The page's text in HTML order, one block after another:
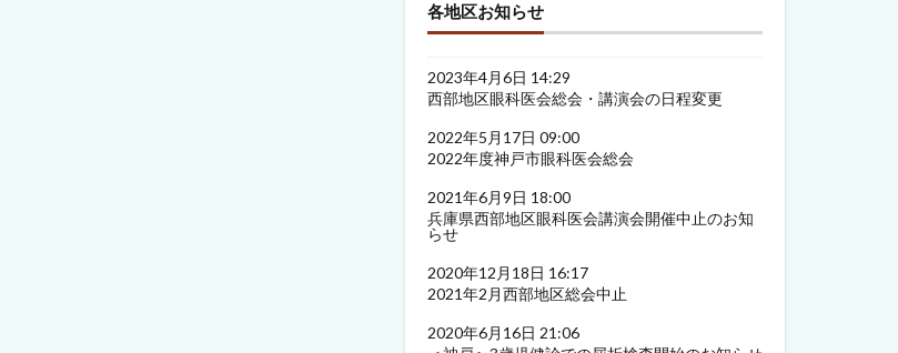
各地区お知らせ
2023年4月6日 14:29
西部地区眼科医会総会・講演会の日程変更
2022年5月17日 09:00
2022年度神戸市眼科医会総会
2021年6月9日 18:00
兵庫県西部地区眼科医会講演会開催中止のお知
らせ
2020年12月18日 16:17
2021年2月西部地区総会中止
2020年6月16日 21:06